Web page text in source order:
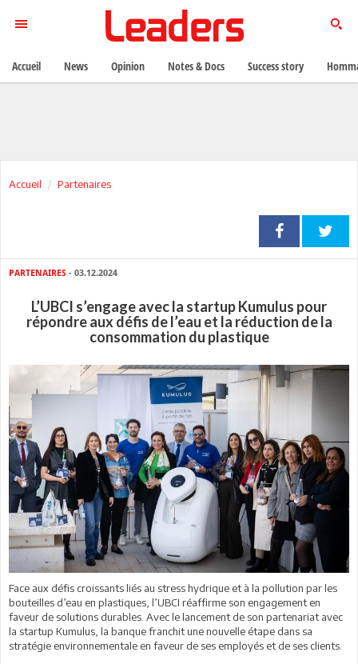
Accueil Partenaires
PARTENAIRES - 03.12.2024
L’UBCI s’engage avec la startup Kumulus pour
répondre aux défis de l’eau et la réduction de la
consommation du plastique
Face aux défis croissants liés au stress hydrique et à la pollution par les
bouteilles d’eau en plastiques, l’UBCI réaffirme son engagement en
faveur de solutions durables. Avec le lancement de son partenariat avec
la startup Kumulus, la banque franchit une nouvelle étape dans sa
stratégie environnementale en faveur de ses employés et de ses clients.
Accueil News Opinion Notes & Docs Success story